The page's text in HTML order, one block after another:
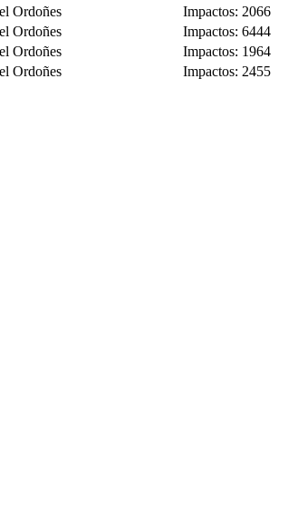
Ordoñes
Impactos: 2066
Ordoñes
Impactos: 6444
Ordoñes
Impactos: 1964
Ordoñes Impactos: 2455